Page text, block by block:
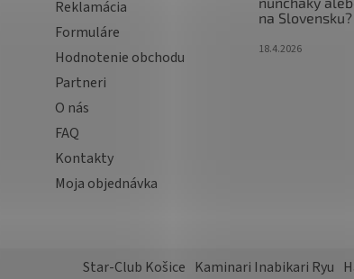
Reklamácia
Formuláre
Hodnotenie obchodu
Partneri
O nás
FAQ
Kontakty
Moja objednávka
na Slovensku?
18.4.2026
Star-Club Košice Kaminari Inabikari Ryu